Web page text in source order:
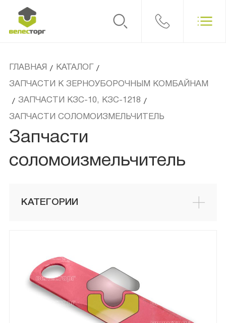
ГЛАВНАЯ / КАТАЛОГ
/
ЗАПЧАСТИ К ЗЕРНОУБОРОЧНЫМ КОМБАЙНАМ
/ ЗАПЧАСТИ КЗС-10, КЗС-1218 /
ЗАПЧАСТИ СОЛОМОИЗМЕЛЬЧИТЕЛЬ
Запчасти
соломоизмельчитель
КАТЕГОРИИ